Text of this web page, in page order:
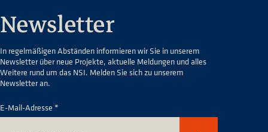
Newsletter
In regelmäßigen Abständen informieren wir Sie in unserem
Newsletter über neue Projekte, aktuelle Meldungen und alles
Weitere rund um das NSI. Melden Sie sich zu unserem
Newsletter an.
E-Mail-Adresse *